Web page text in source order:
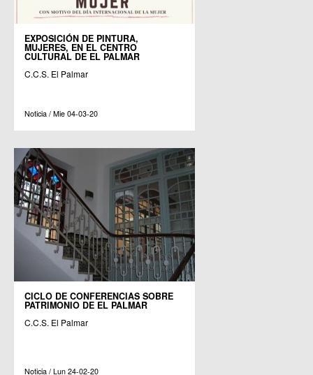
EXPOSICIÓN DE PINTURA,
MUJERES, EN EL CENTRO
CULTURAL DE EL PALMAR
C.C.S. El Palmar
Noticia / Mie 04-03-20
CICLO DE CONFERENCIAS SOBRE
PATRIMONIO DE EL PALMAR
C.C.S. El Palmar
Noticia / Lun 24-02-20